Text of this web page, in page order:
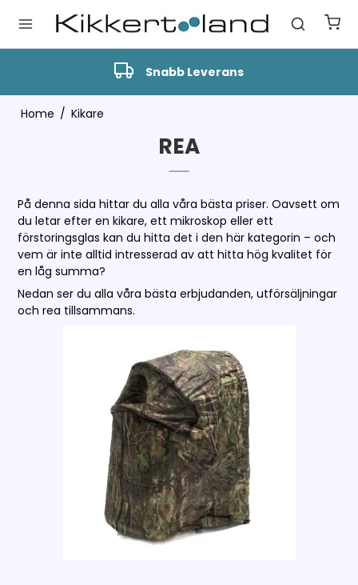
Snabb Leverans
Home / Kikare
REA
På denna sida hittar du alla våra bästa priser. Oavsett om
du letar efter en kikare, ett mikroskop eller ett
förstoringsglas kan du hitta det i den här kategorin – och
vem är inte alltid intresserad av att hitta hög kvalitet för
en låg summa?
Nedan ser du alla våra bästa erbjudanden, utförsäljningar
och rea tillsammans.